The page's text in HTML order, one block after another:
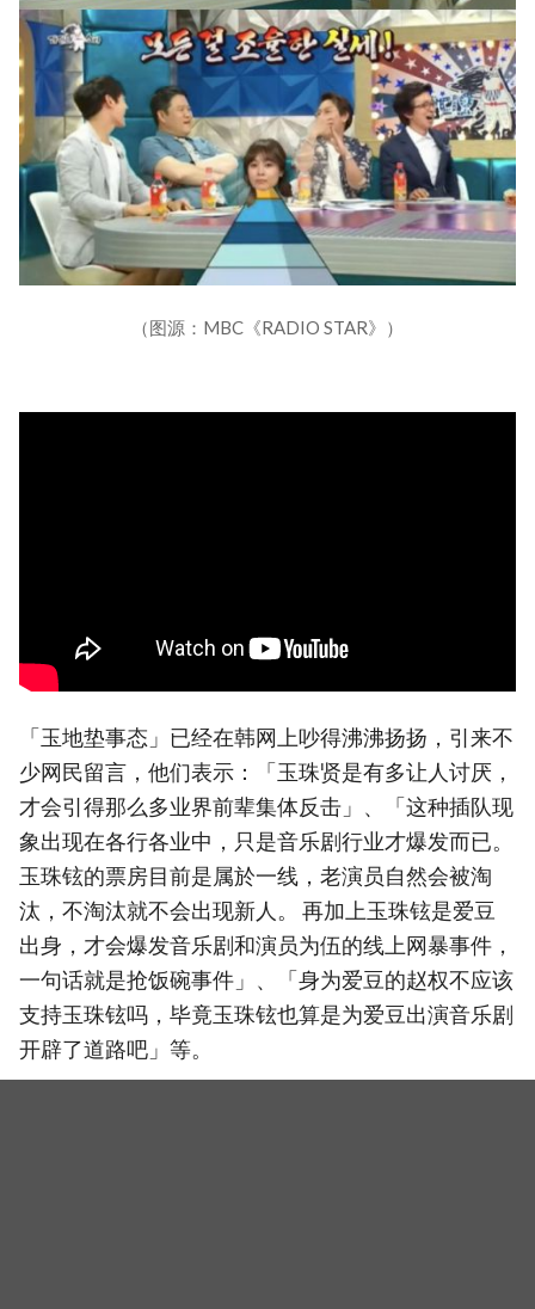
（图源：MBC《RADIO STAR》）
「玉地垫事态」已经在韩网上吵得沸沸扬扬，引来不
少网民留言，他们表示：「玉珠贤是有多让人讨厌，
才会引得那么多业界前辈集体反击」、「这种插队现
象出现在各行各业中，只是音乐剧行业才爆发而已。
玉珠铉的票房目前是属於一线，老演员自然会被淘
汰，不淘汰就不会出现新人。 再加上玉珠铉是爱豆
出身，才会爆发音乐剧和演员为伍的线上网暴事件，
一句话就是抢饭碗事件」、「身为爱豆的赵权不应该
支持玉珠铉吗，毕竟玉珠铉也算是为爱豆出演音乐剧
开辟了道路吧」等。